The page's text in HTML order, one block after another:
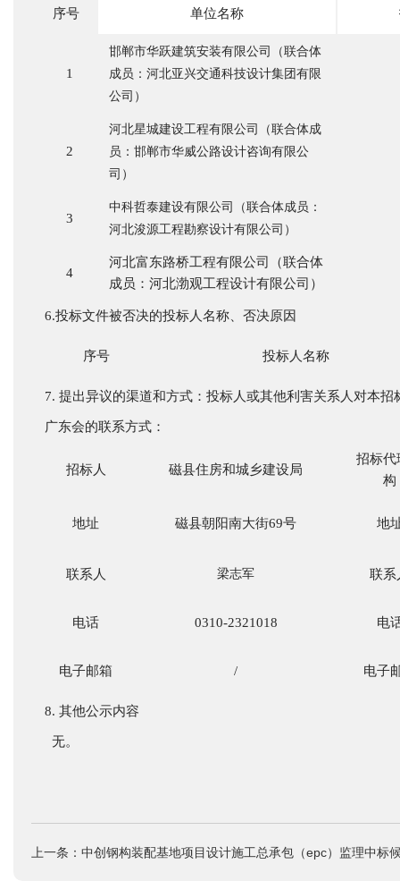
序号 单位名称
1
邯郸市华跃建筑安装有限公司（联合体
成员：河北亚兴交通科技设计集团有限
公司）
2
河北星城建设工程有限公司（联合体成
员：邯郸市华威公路设计咨询有限公
司）
3
中科哲泰建设有限公司（联合体成员：
河北浚源工程勘察设计有限公司）
4
河北富东路桥工程有限公司（联合体
成员：河北渤观工程设计有限公司）
6.投标文件被否决的投标人名称、否决原因
序号 投标人名称
7. 提出异议的渠道和方式：投标人或其他利害关系人对本
广东会的联系方式：
招标人 磁县住房和城乡建设局
招标代
构
地址 磁县朝阳南大街69号 地
联系人 梁志军 联系
电话 0310-2321018 电
电子邮箱 / 电子
8. 其他公示内容
无。
上一条：中创钢构装配基地项目设计施工总承包（epc）监理中标